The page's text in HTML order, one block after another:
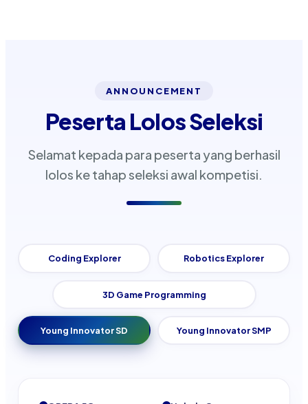
ANNOUNCEMENT
Peserta Lolos Seleksi
Selamat kepada para peserta yang berhasil
lolos ke tahap seleksi awal kompetisi.
Coding Explorer Robotics Explorer
3D Game Programming
Young Innovator SD Young Innovator SMP